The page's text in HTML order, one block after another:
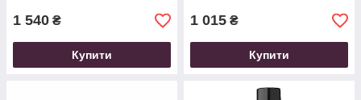
1 540 ₴
Купити
1 015 ₴
Купити